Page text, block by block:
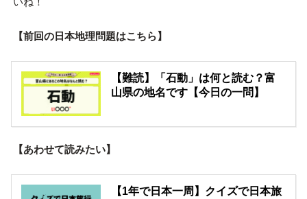
【前回の日本地理問題はこちら】
【難読】「石動」は何と読む？富
山県の地名です【今日の一問】
【あわせて読みたい】
【1年で日本一周】クイズで日本旅